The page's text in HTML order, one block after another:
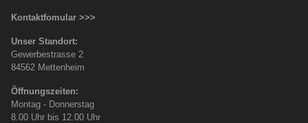
Kontaktfomular >>>
Unser Standort:
Gewerbestrasse 2
84562 Mettenheim
Öffnungszeiten:
Montag - Donnerstag
8.00 Uhr bis 12.00 Uhr